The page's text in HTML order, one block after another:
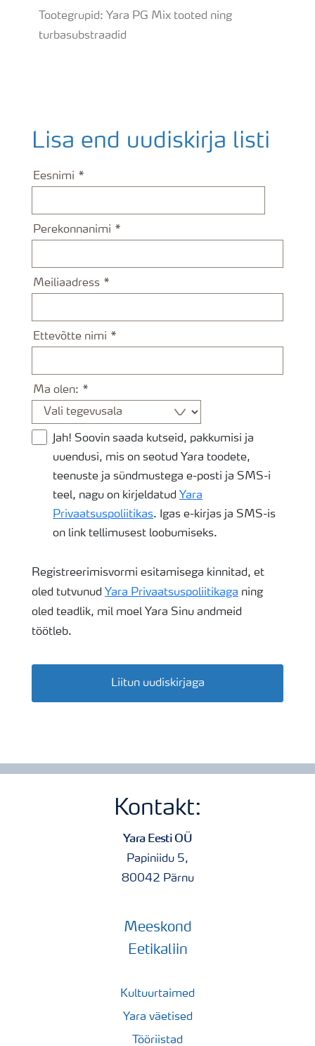
Tootegrupid: Yara PG Mix tooted ning
turbasubstraadid
Lisa end uudiskirja listi
Eesnimi
Perekonnanimi
Meiliaadress
Ettevõtte nimi
Ma olen:
Jah! Soovin saada kutseid, pakkumisi ja
uuendusi, mis on seotud Yara toodete,
teenuste ja sündmustega e-posti ja SMS-i
teel, nagu on kirjeldatud Yara
Privaatsuspoliitikas. Igas e-kirjas ja SMS-is
on link tellimusest loobumiseks.
Registreerimisvormi esitamisega kinnitad, et
oled tutvunud Yara Privaatsuspoliitikaga ning
oled teadlik, mil moel Yara Sinu andmeid
töötleb.
Liitun uudiskirjaga
Kontakt:
Yara Eesti OÜ
Papiniidu 5,
80042 Pärnu
Meeskond
Eetikaliin
Kultuurtaimed
Yara väetised
Tööriistad